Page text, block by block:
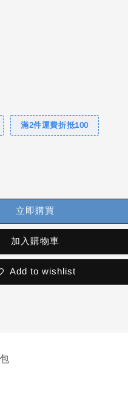
滿2件運費折抵100
立即購買
加入購物車
Add to wishlist